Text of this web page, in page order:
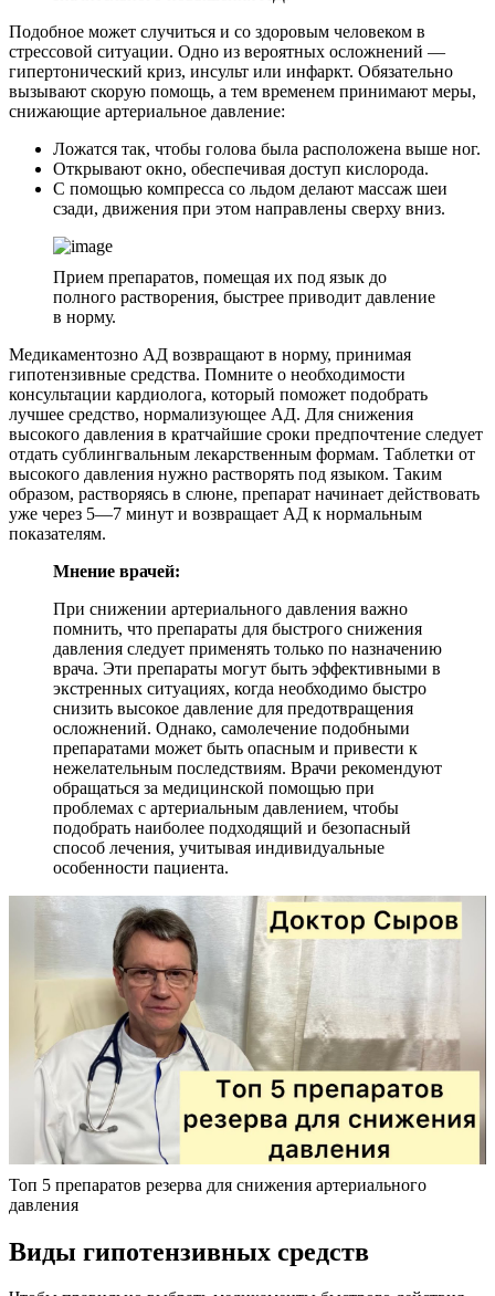
Подобное может случиться и со здоровым человеком в
стрессовой ситуации. Одно из вероятных осложнений —
гипертонический криз, инсульт или инфаркт. Обязательно
вызывают скорую помощь, а тем временем принимают меры,
снижающие артериальное давление:
Ложатся так, чтобы голова была расположена выше ног.
Открывают окно, обеспечивая доступ кислорода.
С помощью компресса со льдом делают массаж шеи
сзади, движения при этом направлены сверху вниз.
Прием препаратов, помещая их под язык до
полного растворения, быстрее приводит давление
в норму.
Медикаментозно АД возвращают в норму, принимая
гипотензивные средства. Помните о необходимости
консультации кардиолога, который поможет подобрать
лучшее средство, нормализующее АД. Для снижения
высокого давления в кратчайшие сроки предпочтение следует
отдать сублингвальным лекарственным формам. Таблетки от
высокого давления нужно растворять под языком. Таким
образом, растворяясь в слюне, препарат начинает действовать
уже через 5—7 минут и возвращает АД к нормальным
показателям.
Мнение врачей:
При снижении артериального давления важно
помнить, что препараты для быстрого снижения
давления следует применять только по назначению
врача. Эти препараты могут быть эффективными в
экстренных ситуациях, когда необходимо быстро
снизить высокое давление для предотвращения
осложнений. Однако, самолечение подобными
препаратами может быть опасным и привести к
нежелательным последствиям. Врачи рекомендуют
обращаться за медицинской помощью при
проблемах с артериальным давлением, чтобы
подобрать наиболее подходящий и безопасный
способ лечения, учитывая индивидуальные
особенности пациента.
Топ 5 препаратов резерва для снижения артериального
давления
Виды гипотензивных средств